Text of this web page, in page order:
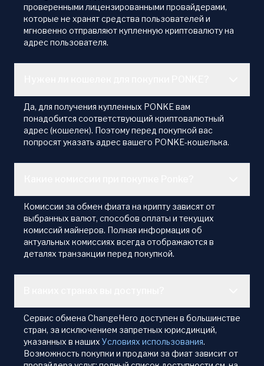
проверенными лицензированными провайдерами,
которые не хранят средства пользователей и
мгновенно отправляют купленную криптовалюту на
адрес пользователя.
Да, для получения купленных PONKE вам
понадобится соответствующий криптовалютный
адрес (кошелек). Поэтому перед покупкой вас
попросят указать адрес вашего PONKE-кошелька.
Комиссии за обмен фиата на крипту зависят от
выбранных валют, способов оплаты и текущих
комиссий майнеров. Полная информация об
актуальных комиссиях всегда отображаются в
деталях транзакции перед покупкой.
Сервис обмена ChangeHero доступен в большинстве
стран, за исключением запретных юрисдикций,
указанных в наших Условиях использования.
Возможность покупки и продажи за фиат зависит от